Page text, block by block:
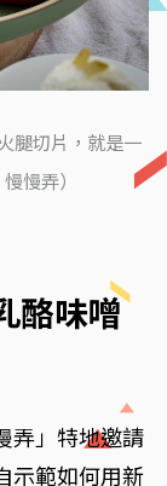
腿切片，就是一
慢弄）
酪味噌
弄」特地邀請
示範如何用新